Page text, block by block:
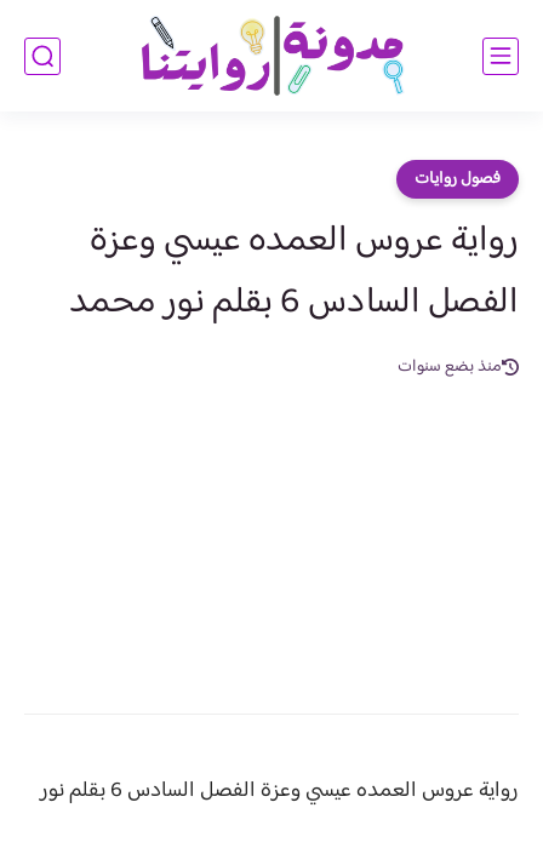
فصول روايات
رواية عروس العمده عيسي وعزة
الفصل السادس 6 بقلم نور محمد
منذ بضع سنوات
رواية عروس العمده عيسي وعزة الفصل السادس 6 بقلم نور